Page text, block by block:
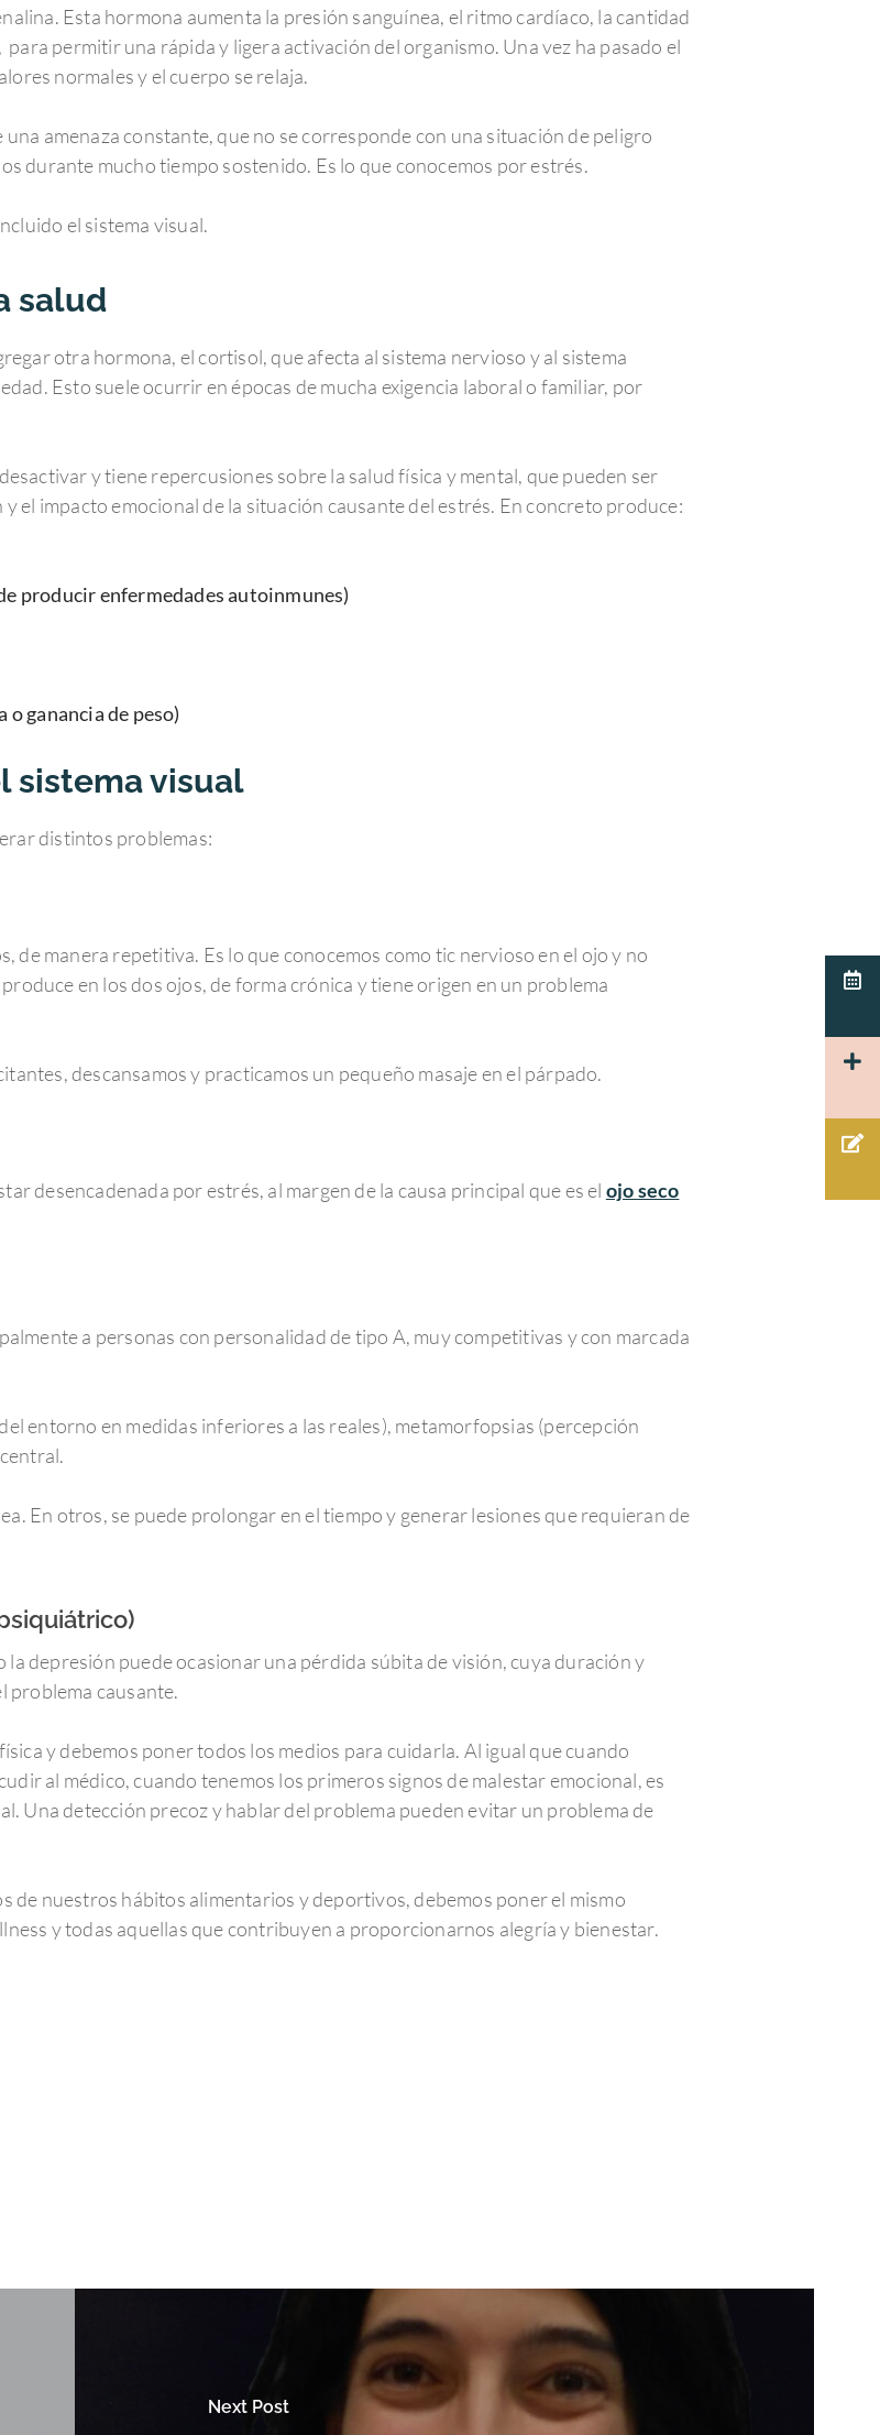
Esta hormona aumenta la presión sanguínea, el ritmo cardíaco, la cantidad
permitir una rápida y ligera activación del organismo. Una vez ha pasado el
normales y el cuerpo se relaja.
amenaza constante, que no se corresponde con una situación de peligro
durante mucho tiempo sostenido. Es lo que conocemos por estrés.
el sistema visual.
salud
otra hormona, el cortisol, que afecta al sistema nervioso y al sistema
Esto suele ocurrir en épocas de mucha exigencia laboral o familiar, por
y tiene repercusiones sobre la salud física y mental, que pueden ser
el impacto emocional de la situación causante del estrés. En concreto produce:
producir enfermedades autoinmunes)
ganancia de peso)
sistema visual
distintos problemas:
de manera repetitiva. Es lo que conocemos como tic nervioso en el ojo y no
produce en los dos ojos, de forma crónica y tiene origen en un problema
descansamos y practicamos un pequeño masaje en el párpado.
desencadenada por estrés, al margen de la causa principal que es el ojo seco
a personas con personalidad de tipo A, muy competitivas y con marcada
entorno en medidas inferiores a las reales), metamorfopsias (percepción
En otros, se puede prolongar en el tiempo y generar lesiones que requieran de
depresión puede ocasionar una pérdida súbita de visión, cuya duración y
problema causante.
y debemos poner todos los medios para cuidarla. Al igual que cuando
al médico, cuando tenemos los primeros signos de malestar emocional, es
Una detección precoz y hablar del problema pueden evitar un problema de
de nuestros hábitos alimentarios y deportivos, debemos poner el mismo
y todas aquellas que contribuyen a proporcionarnos alegría y bienestar.
Next Post